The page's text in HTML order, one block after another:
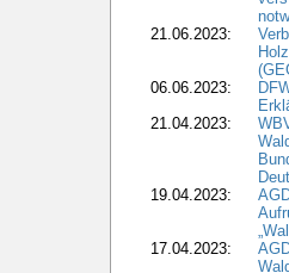
21.06.2023:
06.06.2023:
21.04.2023:
19.04.2023:
17.04.2023: